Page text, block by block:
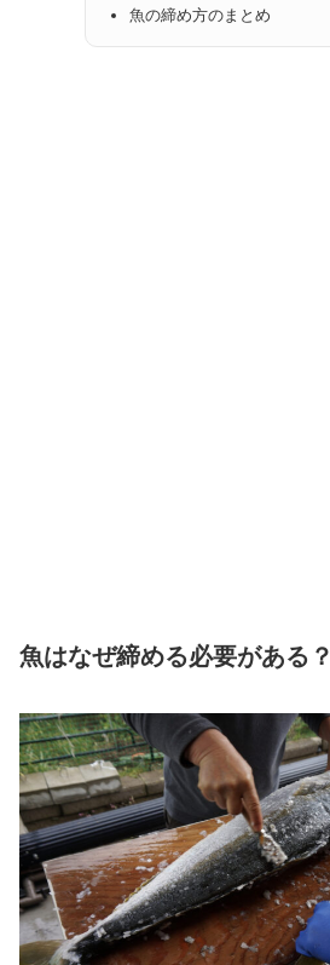
魚の締め方のまとめ
魚はなぜ締める必要がある？